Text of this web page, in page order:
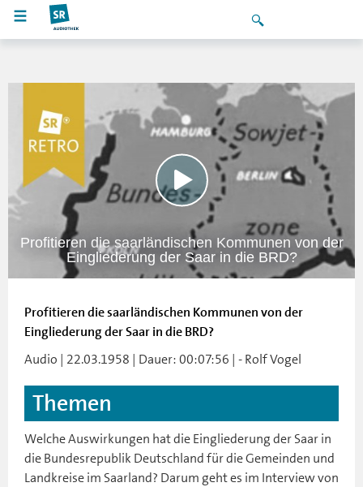
Profitieren die saarländischen Kommunen von der
Eingliederung der Saar in die BRD?
Profitieren die saarländischen Kommunen von der
Eingliederung der Saar in die BRD?
Audio | 22.03.1958 | Dauer: 00:07:56 | - Rolf Vogel
Themen
Welche Auswirkungen hat die Eingliederung der Saar in
die Bundesrepublik Deutschland für die Gemeinden und
Landkreise im Saarland? Darum geht es im Interview von